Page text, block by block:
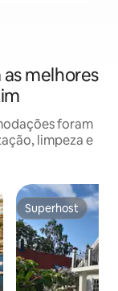
melhores
foram
limpeza e
Superhost
Superhost